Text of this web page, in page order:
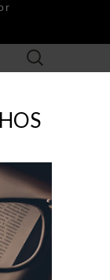
Search
for: